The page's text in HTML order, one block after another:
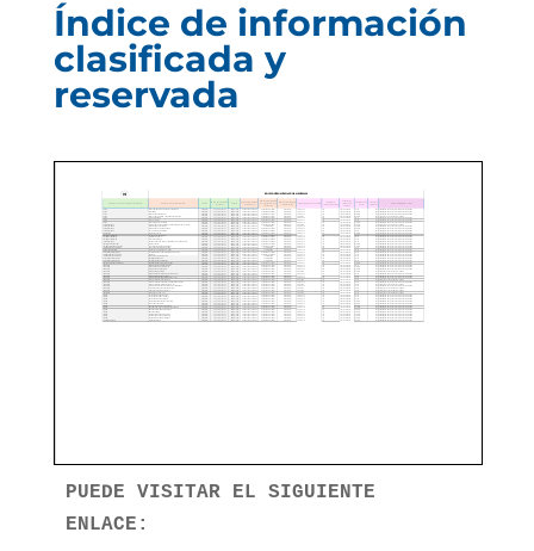
Índice de información
clasificada y
reservada
PUEDE VISITAR EL SIGUIENTE
ENLACE: